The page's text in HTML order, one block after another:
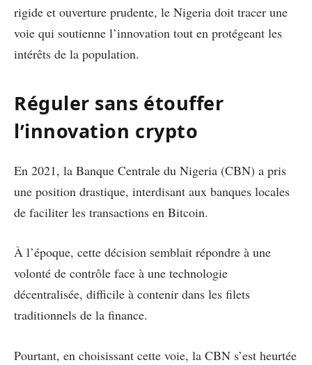
rigide et ouverture prudente, le Nigeria doit tracer une
voie qui soutienne l’innovation tout en protégeant les
intérêts de la population.
Réguler sans étouffer
l’innovation crypto
En 2021, la Banque Centrale du Nigeria (CBN) a pris
une position drastique, interdisant aux banques locales
de faciliter les transactions en Bitcoin.
À l’époque, cette décision semblait répondre à une
volonté de contrôle face à une technologie
décentralisée, difficile à contenir dans les filets
traditionnels de la finance.
Pourtant, en choisissant cette voie, la CBN s’est heurtée